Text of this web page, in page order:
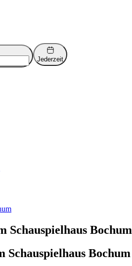
Jederzeit
Schauspielhaus Bochum
Schauspielhaus Bochum